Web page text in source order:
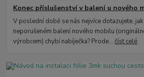
Konec příslušenství v balení u nového
V poslední době se nás nejvíce dotazujete, jak
neporušeném balení nového mobilu
výrobcem) chybí nabíječka? Prode...číst celé